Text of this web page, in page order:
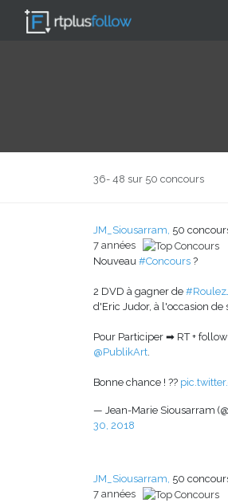
36- 48 sur 50 concours
JM_Siousarram, 50
7 années
Nouveau #Concours ?
2 DVD à gagner de
d'Eric Judor, à l'occasion de
Pour Participer ➡ RT + follow
@PublikArt.
Bonne chance ! ??
— Jean-Marie Siousarram
30, 2018
JM_Siousarram, 50
7 années